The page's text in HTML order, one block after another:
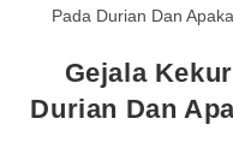
Gejala
Durian Dan